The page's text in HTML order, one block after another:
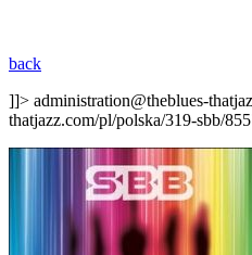
back
]]> administration@theblues-
thatjazz.com/pl/polska/319-sbb/